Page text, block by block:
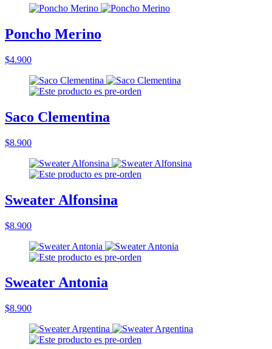
Poncho Merino
$4.900
Saco Clementina
$8.900
Sweater Alfonsina
$8.900
Sweater Antonia
$8.900